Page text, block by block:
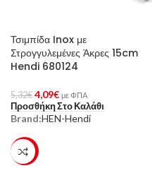
Τσιμπίδα Inox με
Στρογγυλεμένες Άκρες 15cm
Hendi 680124
5,32€ 4,09€ με ΦΠΑ
Προσθήκη Στο Καλάθι
Brand:HEN-Hendi
-23%